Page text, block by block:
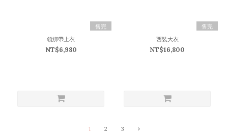
售完
領綁帶上衣
NT$6,980
售完
西裝大衣
NT$16,800
1 2 3